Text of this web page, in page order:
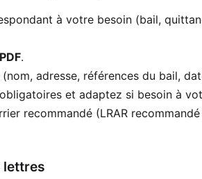
à votre besoin (bail,
PDF.
adresse, références du bail,
et adaptez si besoin à
recommandé (LRAR
lettres